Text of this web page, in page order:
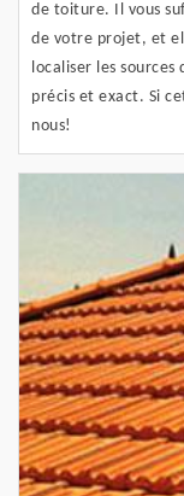
de toiture. Il vous
de votre projet, et
localiser les sources
précis et exact. Si
nous!